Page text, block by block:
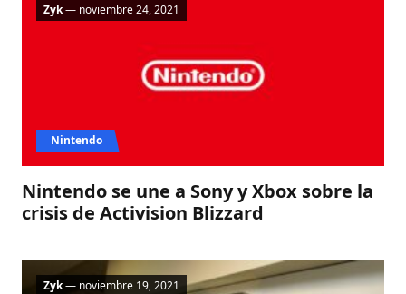
Nintendo se une a Sony y Xbox sobre la
crisis de Activision Blizzard
Nintendo
Zyk— noviembre 24, 2021
Zyk— noviembre 19, 2021